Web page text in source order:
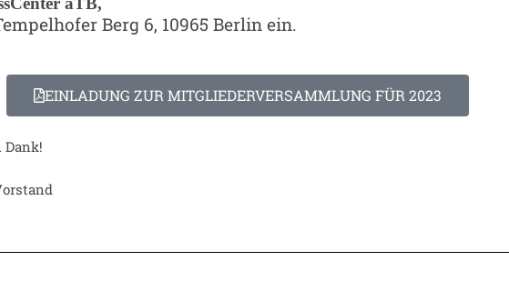
Berg 6, 10965 Berlin ein.
EINLADUNG ZUR MITGLIEDERVERSAMMLUNG FÜR 2023
Dank!